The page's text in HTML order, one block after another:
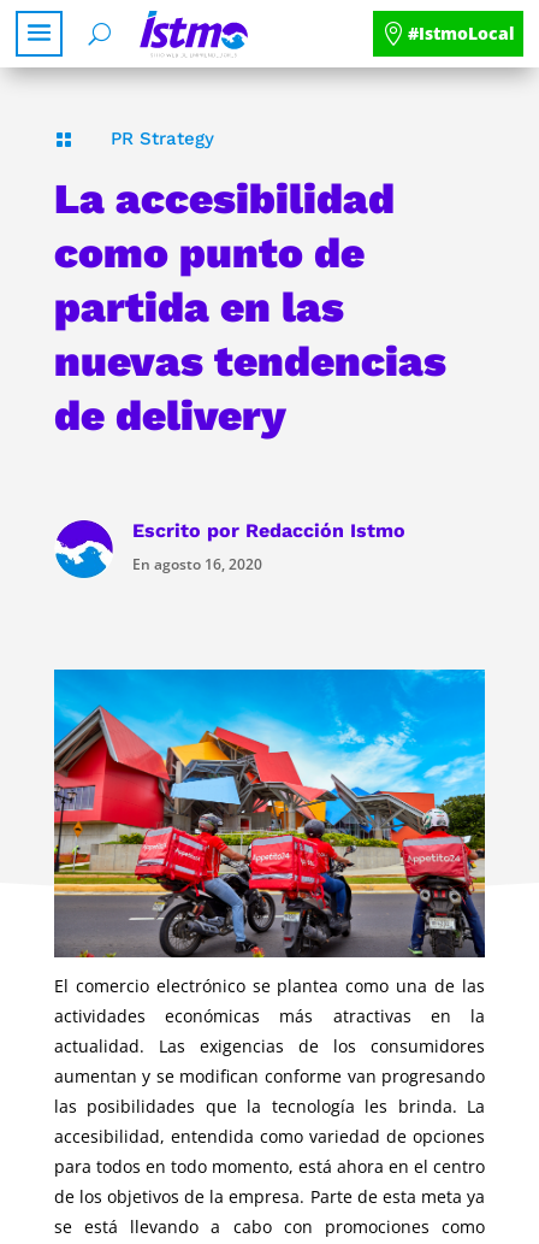
#IstmoLocal
 PR Strategy
La accesibilidad
como punto de
partida en las
nuevas tendencias
de delivery
Escrito por Redacción Istmo
En agosto 16, 2020
El comercio electrónico se plantea como una de las
actividades económicas más atractivas en la
actualidad. Las exigencias de los consumidores
aumentan y se modifican conforme van progresando
las posibilidades que la tecnología les brinda. La
accesibilidad, entendida como variedad de opciones
para todos en todo momento, está ahora en el centro
de los objetivos de la empresa. Parte de esta meta ya
se está llevando a cabo con promociones como